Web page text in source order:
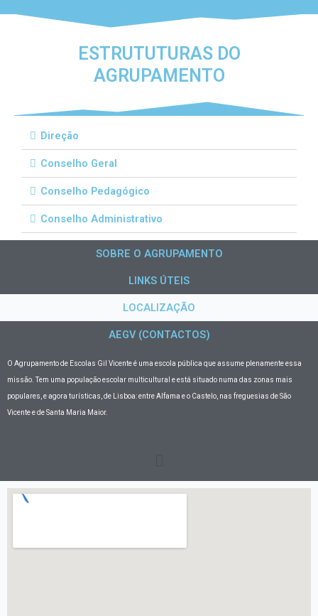
ESTRUTUTURAS DO
AGRUPAMENTO
Direção
Conselho Geral
Conselho Pedagógico
Conselho Administrativo
SOBRE O AGRUPAMENTO
LINKS ÚTEIS
LOCALIZAÇÃO
AEGV (CONTACTOS)
O Agrupamento de Escolas Gil Vicenteé uma escola pública que assume plenamente essa
missão. Tem uma população escolar multicultural e está situado numa das zonas mais
populares, e agora turísticas, de Lisboa: entre Alfama e o Castelo, nas freguesias de São
Vicente e de Santa Maria Maior.